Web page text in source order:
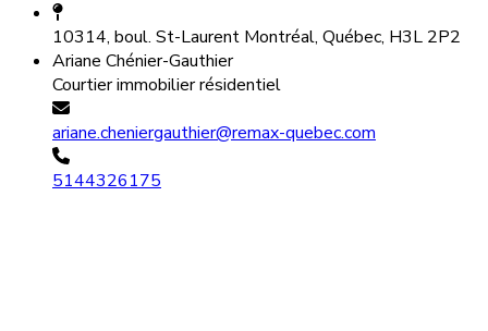
10314, boul. St-Laurent Montréal, Québec, H3L 2P2
Ariane Chénier-Gauthier
Courtier immobilier résidentiel
ariane.cheniergauthier@remax-quebec.com
5144326175